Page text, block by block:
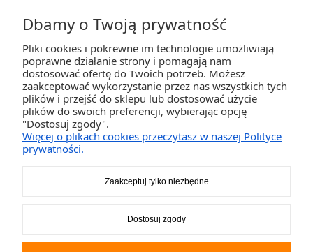
ZAKUPY
POMOC
2K-Invest Sp. j. Ul. Św. Wojciecha 60, 41-922 Radzionków, śląskie NIP: 645-241-94-
Dbamy o Twoją prywatność
Pliki cookies i pokrewne im technologie umożliwiają
poprawne działanie strony i pomagają nam
dostosować ofertę do Twoich potrzeb. Możesz
zaakceptować wykorzystanie przez nas wszystkich tych
plików i przejść do sklepu lub dostosować użycie
plików do swoich preferencji, wybierając opcję
"Dostosuj zgody".
Więcej o plikach cookies przeczytasz w naszej Polityce
prywatności.
Zaakceptuj tylko niezbędne
Dostosuj zgody